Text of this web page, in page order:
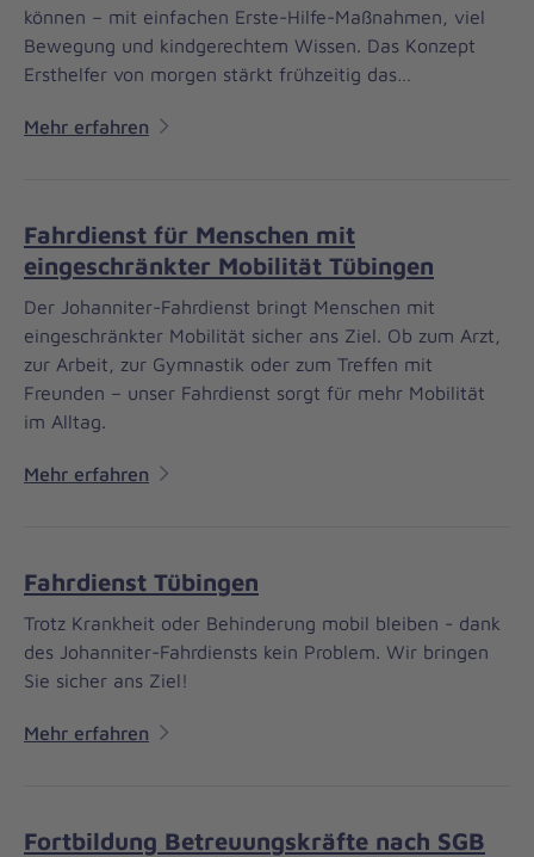
können – mit einfachen Erste-Hilfe-Maßnahmen, viel
Bewegung und kindgerechtem Wissen. Das Konzept
Ersthelfer von morgen stärkt frühzeitig das…
Mehr erfahren
Fahrdienst für Menschen mit
eingeschränkter Mobilität Tübingen
Der Johanniter-Fahrdienst bringt Menschen mit
eingeschränkter Mobilität sicher ans Ziel. Ob zum Arzt,
zur Arbeit, zur Gymnastik oder zum Treffen mit
Freunden – unser Fahrdienst sorgt für mehr Mobilität
im Alltag.
Mehr erfahren
Fahrdienst Tübingen
Trotz Krankheit oder Behinderung mobil bleiben - dank
des Johanniter-Fahrdiensts kein Problem. Wir bringen
Sie sicher ans Ziel!
Mehr erfahren
Fortbildung Betreuungskräfte nach SGB